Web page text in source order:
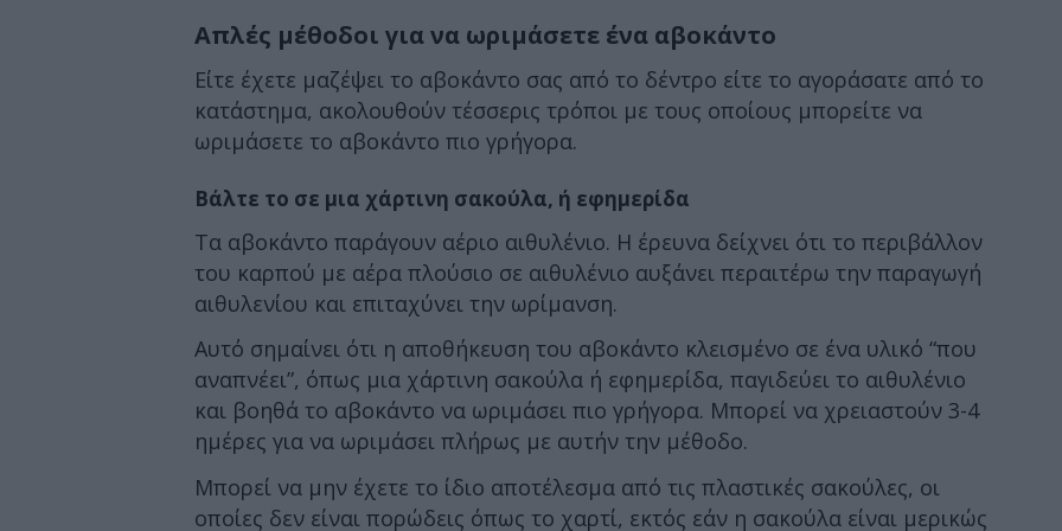
Απλές μέθοδοι για να ωριμάσετε ένα αβοκάντο
Είτε έχετε μαζέψει το αβοκάντο σας από το δέντρο είτε το αγοράσατε από το
κατάστημα, ακολουθούν τέσσερις τρόποι με τους οποίους μπορείτε να
ωριμάσετε το αβοκάντο πιο γρήγορα.
Βάλτε το σε μια χάρτινη σακούλα, ή εφημερίδα
Τα αβοκάντο παράγουν αέριο αιθυλένιο. Η έρευνα δείχνει ότι το περιβάλλον
του καρπού με αέρα πλούσιο σε αιθυλένιο αυξάνει περαιτέρω την παραγωγή
αιθυλενίου και επιταχύνει την ωρίμανση.
Αυτό σημαίνει ότι η αποθήκευση του αβοκάντο κλεισμένο σε ένα υλικό “που
αναπνέει”, όπως μια χάρτινη σακούλα ή εφημερίδα, παγιδεύει το αιθυλένιο
και βοηθά το αβοκάντο να ωριμάσει πιο γρήγορα. Μπορεί να χρειαστούν 3-4
ημέρες για να ωριμάσει πλήρως με αυτήν την μέθοδο.
Μπορεί να μην έχετε το ίδιο αποτέλεσμα από τις πλαστικές σακούλες, οι
οποίες δεν είναι πορώδεις όπως το χαρτί, εκτός εάν η σακούλα είναι μερικώς